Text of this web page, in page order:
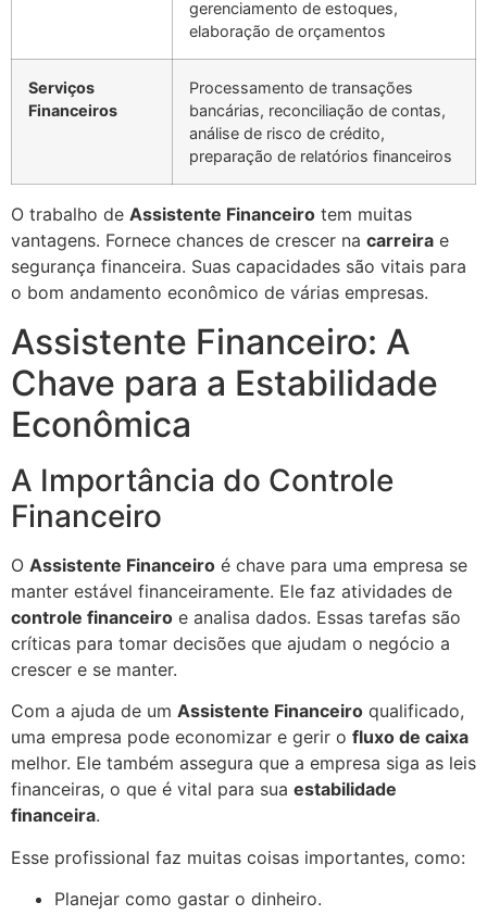
gerenciamento de estoques,
elaboração de orçamentos
Serviços
Financeiros
Processamento de transações
bancárias, reconciliação de contas,
análise de risco de crédito,
preparação de relatórios financeiros
O trabalho de Assistente Financeiro tem muitas
vantagens. Fornece chances de crescer na carreira e
segurança financeira. Suas capacidades são vitais para
o bom andamento econômico de várias empresas.
Assistente Financeiro: A
Chave para a Estabilidade
Econômica
A Importância do Controle
Financeiro
O Assistente Financeiro é chave para uma empresa se
manter estável financeiramente. Ele faz atividades de
controle financeiro e analisa dados. Essas tarefas são
críticas para tomar decisões que ajudam o negócio a
crescer e se manter.
Com a ajuda de um Assistente Financeiro qualificado,
uma empresa pode economizar e gerir o fluxo de caixa
melhor. Ele também assegura que a empresa siga as leis
financeiras, o que é vital para sua estabilidade
financeira.
Esse profissional faz muitas coisas importantes, como:
Planejar como gastar o dinheiro.